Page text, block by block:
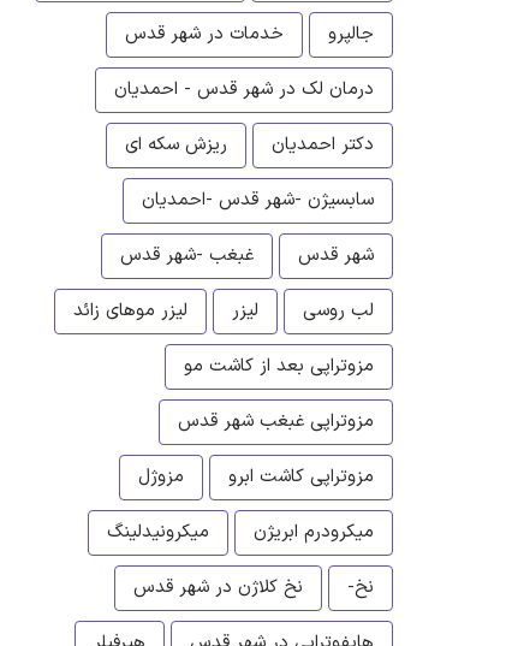
جالپرو
خدمات در شهر قدس
درمان لک در شهر قدس - احمدیان
دکتر احمدیان
ریزش سکه ای
سابسیژن -شهر قدس -احمدیان
شهر قدس
غبغب -شهر قدس
لب روسی
لیزر
لیزر موهای زائد
مزوتراپی بعد از کاشت مو
مزوتراپی غبغب شهر قدس
مزوتراپی کاشت ابرو
مزوژل
میکرودرم ابریژن
میکرونیدلینگ
نخ-
نخ کلاژن در شهر قدس